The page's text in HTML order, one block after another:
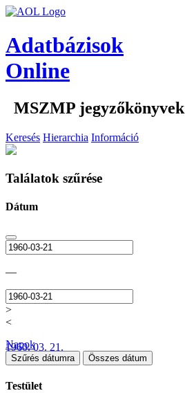
Adatbázisok
Online
MSZMP jegyzőkönyvek
Keresés Hierarchia Információ
Találatok szűrése
Dátum
—
>
<
1960. 03. 21.
Napok
Szűrés dátumra Összes dátum
Testület